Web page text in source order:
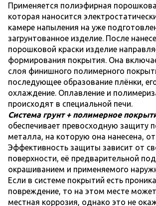
Применяется полиэфирная
которая наносится
камере напыления на уже
загрунтованное изделие. После
порошковой краски изделие
формирования покрытия. Она
слоя финишного полимерного
последующее образование плёнки,
охлаждение. Оплавление и
происходят в специальной печи.
Система грунт + полимерное
обеспечивает превосходную защиту
металла, на которую она нанесена,
Эффективность защиты зависит от
поверхности, её предварительной
окрашиванием и применяемого
Если в системе покрытий есть
повреждение, то на этом месте
местная коррозия, однако это не